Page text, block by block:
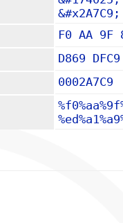
&#x2A7C9;
F0 AA 9F
D869 DFC9
0002A7C9